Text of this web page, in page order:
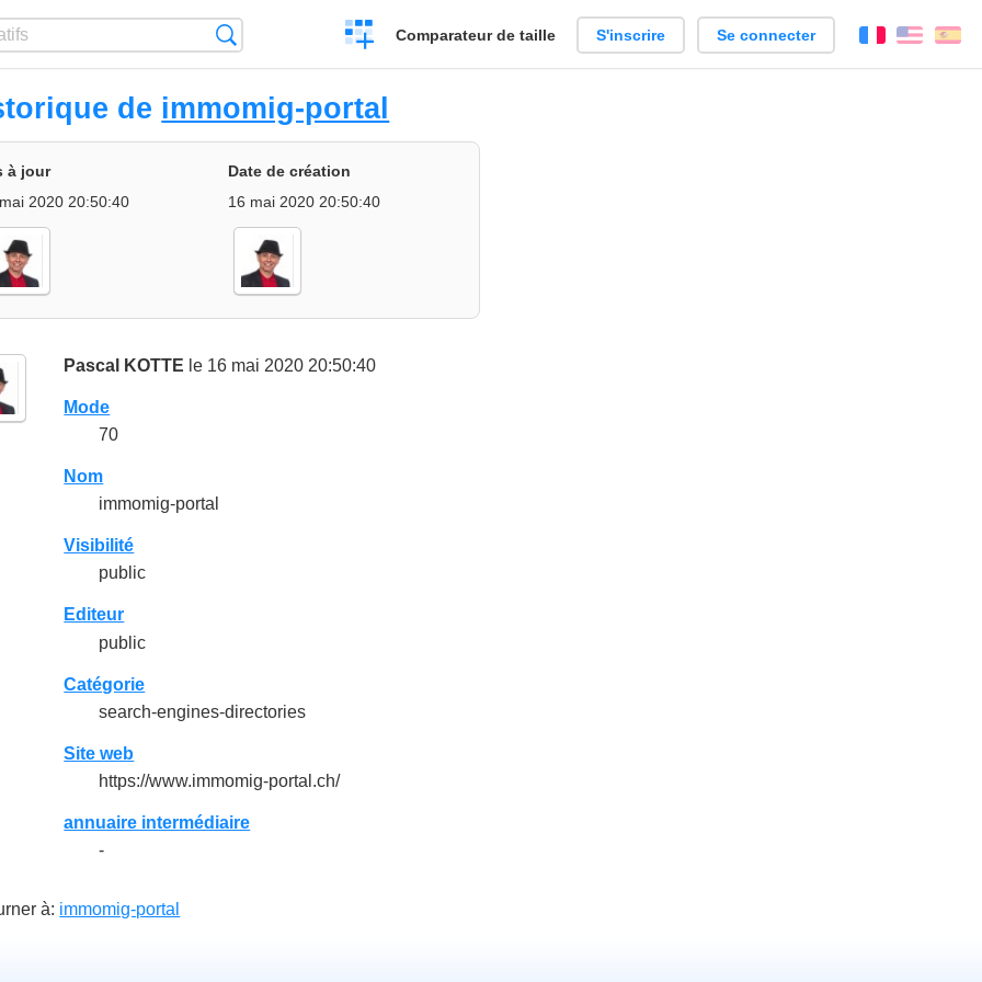
Créer
un
comparatif
Comparateur de taille S'inscrire Se connecter FrançaisEnglish
de immomig-portal
à jour
2020 20:50:40
Date de création
16 mai 2020 20:50:40
Pascal KOTTE le 16 mai 2020 20:50:40
Mode
70
Nom
immomig-portal
Visibilité
public
Editeur
public
Catégorie
search-engines-directories
Site web
https://www.immomig-portal.ch/
annuaire intermédiaire
-
à: immomig-portal